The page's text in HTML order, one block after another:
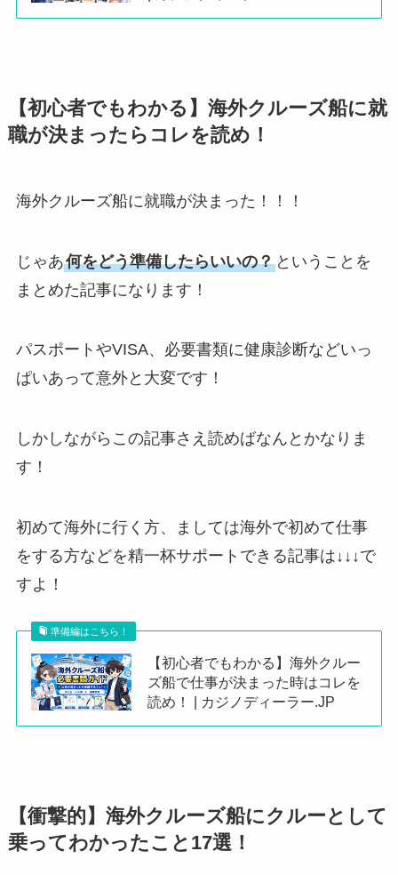
【初心者でもわかる】海外クルーズ船に就
職が決まったらコレを読め！
海外クルーズ船に就職が決まった！！！
じゃあ何をどう準備したらいいの？ということを
まとめた記事になります！
パスポートやVISA、必要書類に健康診断などいっ
ぱいあって意外と大変です！
しかしながらこの記事さえ読めばなんとかなりま
す！
初めて海外に行く方、ましては海外で初めて仕事
をする方などを精一杯サポートできる記事は↓↓↓で
すよ！
準備編はこちら！
【初心者でもわかる】海外クルー
ズ船で仕事が決まった時はコレを
読め！ | カジノディーラー.JP
【衝撃的】海外クルーズ船にクルーとして
乗ってわかったこと17選！